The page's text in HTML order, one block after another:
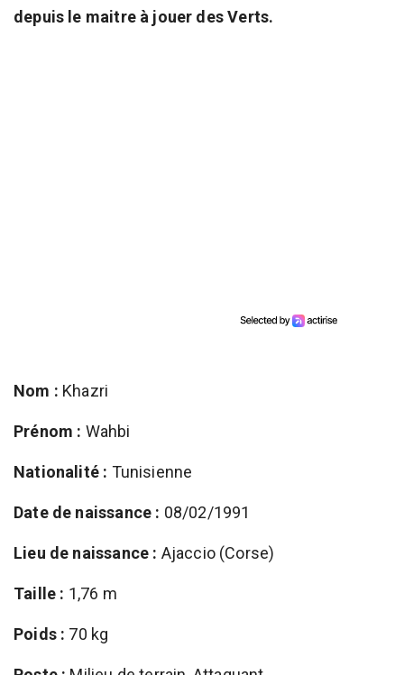
depuis le maitre à jouer des Verts.
Nom : Khazri
Prénom : Wahbi
Nationalité : Tunisienne
Date de naissance : 08/02/1991
Lieu de naissance : Ajaccio (Corse)
Taille : 1,76 m
Poids : 70 kg